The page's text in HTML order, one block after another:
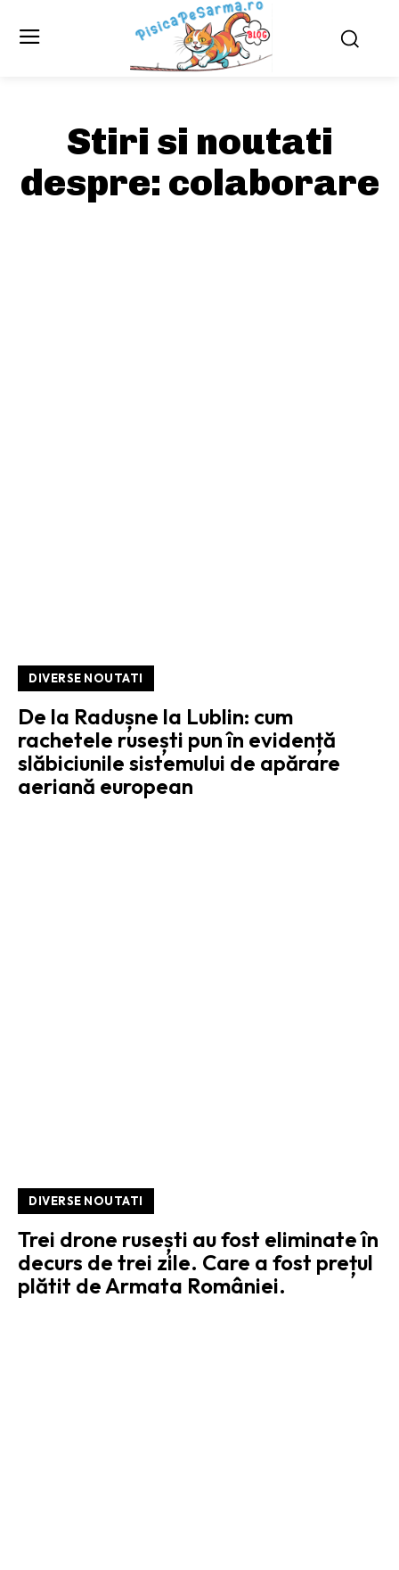
Stiri si noutati
despre: colaborare
DIVERSE NOUTATI
De la Radușne la Lublin: cum
rachetele rusești pun în evidență
slăbiciunile sistemului de apărare
aeriană european
DIVERSE NOUTATI
Trei drone rusești au fost eliminate în
decurs de trei zile. Care a fost prețul
plătit de Armata României.